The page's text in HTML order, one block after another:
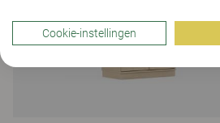
Cookie-instellingen